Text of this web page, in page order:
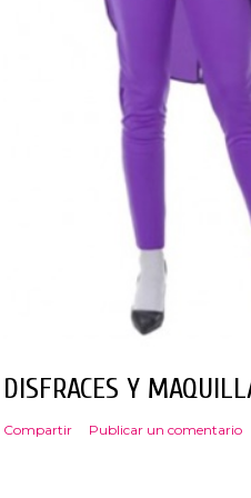
DISFRACES Y
Compartir Publicar un comentario